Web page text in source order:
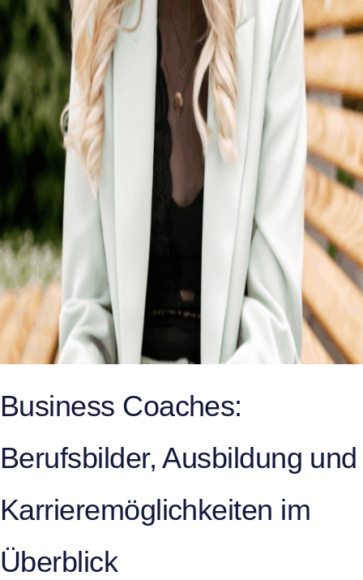
Business Coaches:
Berufsbilder, Ausbildung und
Karrieremöglichkeiten im
Überblick